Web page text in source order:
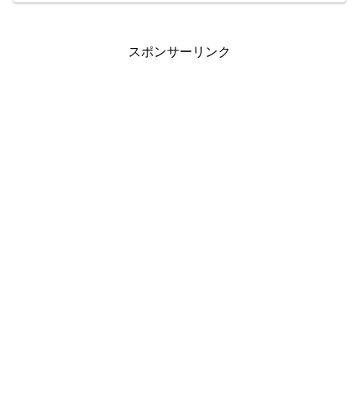
スポンサーリンク